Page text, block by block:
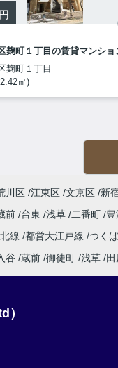
麹町１丁目の賃貸マンショ
麹町１丁目
㎡)
川区 江東区 文京区 新
前 台東 浅草 二番町 豊
線 都営大江戸線 つく
谷 蔵前 御徒町 浅草
）